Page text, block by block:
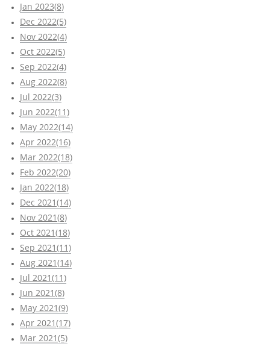
Jan 2023(8)
Dec 2022(5)
Nov 2022(4)
Oct 2022(5)
Sep 2022(4)
Aug 2022(8)
Jul 2022(3)
Jun 2022(11)
May 2022(14)
Apr 2022(16)
Mar 2022(18)
Feb 2022(20)
Jan 2022(18)
Dec 2021(14)
Nov 2021(8)
Oct 2021(18)
Sep 2021(11)
Aug 2021(14)
Jul 2021(11)
Jun 2021(8)
May 2021(9)
Apr 2021(17)
Mar 2021(5)